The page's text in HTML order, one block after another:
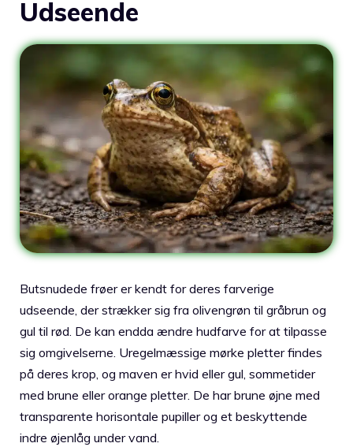
Udseende
Butsnudede frøer er kendt for deres farverige
udseende, der strækker sig fra olivengrøn til gråbrun og
gul til rød. De kan endda ændre hudfarve for at tilpasse
sig omgivelserne. Uregelmæssige mørke pletter findes
på deres krop, og maven er hvid eller gul, sommetider
med brune eller orange pletter. De har brune øjne med
transparente horisontale pupiller og et beskyttende
indre øjenlåg under vand.